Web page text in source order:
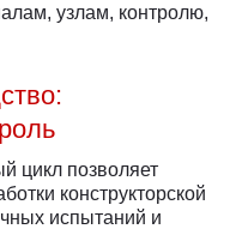
узлам, контролю,
цикл позволяет
конструкторской
испытаний и